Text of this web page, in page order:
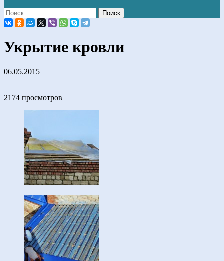
Укрытие кровли
06.05.2015
2174 просмотров